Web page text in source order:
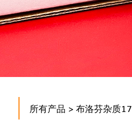
所有产品 > 布洛芬杂质17